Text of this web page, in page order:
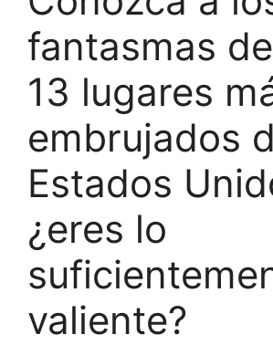
fantasmas
13 lugares
embrujados
Estados
¿eres lo
valiente?